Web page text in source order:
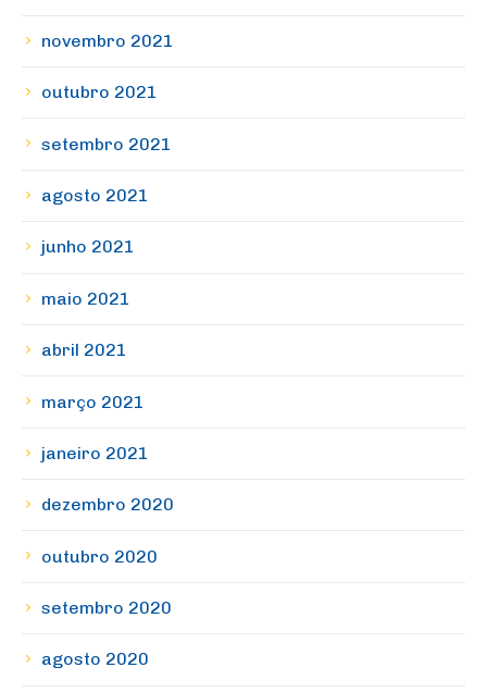
novembro 2021
outubro 2021
setembro 2021
agosto 2021
junho 2021
maio 2021
abril 2021
março 2021
janeiro 2021
dezembro 2020
outubro 2020
setembro 2020
agosto 2020